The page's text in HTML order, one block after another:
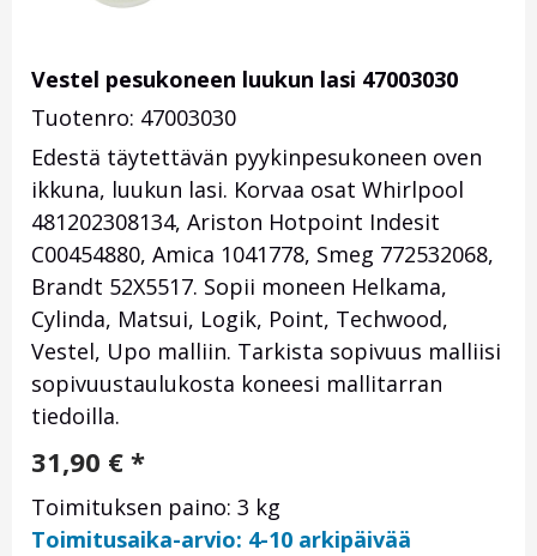
Vestel pesukoneen luukun lasi 47003030
Tuotenro: 47003030
Edestä täytettävän pyykinpesukoneen oven
ikkuna, luukun lasi. Korvaa osat Whirlpool
481202308134, Ariston Hotpoint Indesit
C00454880, Amica 1041778, Smeg 772532068,
Brandt 52X5517. Sopii moneen Helkama,
Cylinda, Matsui, Logik, Point, Techwood,
Vestel, Upo malliin. Tarkista sopivuus malliisi
sopivuustaulukosta koneesi mallitarran
tiedoilla.
31,90 € *
Toimituksen paino: 3 kg
Toimitusaika-arvio: 4-10 arkipäivää